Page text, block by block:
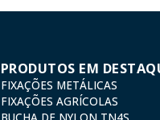
PRODUTOS EM
FIXAÇÕES METÁLICAS
FIXAÇÕES AGRÍCOLAS